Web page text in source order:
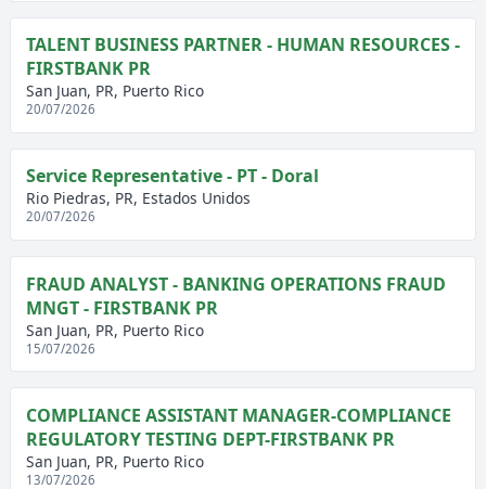
TALENT BUSINESS PARTNER - HUMAN RESOURCES -
FIRSTBANK PR
San Juan, PR, Puerto Rico
20/07/2026
Service Representative - PT - Doral
Rio Piedras, PR, Estados Unidos
20/07/2026
FRAUD ANALYST - BANKING OPERATIONS FRAUD
MNGT - FIRSTBANK PR
San Juan, PR, Puerto Rico
15/07/2026
COMPLIANCE ASSISTANT MANAGER-COMPLIANCE
REGULATORY TESTING DEPT-FIRSTBANK PR
San Juan, PR, Puerto Rico
13/07/2026